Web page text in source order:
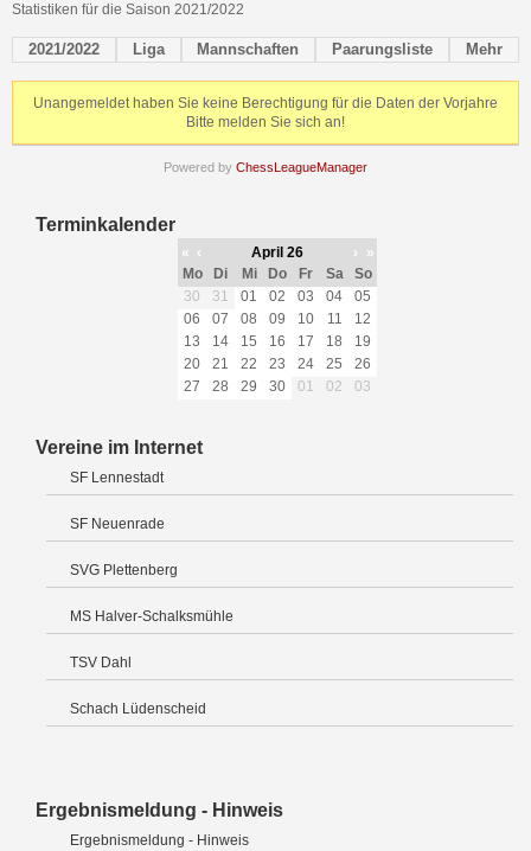
Statistiken für die Saison 2021/2022
2021/2022 Liga Mannschaften Paarungsliste Mehr
Unangemeldet haben Sie keine Berechtigung für die Daten der Vorjahre
Bitte melden Sie sich an!
Powered by ChessLeagueManager
Terminkalender
« ‹ April 26 ›
»
Mo
Di Mi Do Fr Sa
So
30
31 01 02 03 04
05
06
07 08 09 10 11
12
13
14 15 16 17 18
19
20
21 22 23 24 25
26
27
28 29 30 01 02 03
Vereine im Internet
SF Lennestadt
SF Neuenrade
SVG Plettenberg
MS Halver-Schalksmühle
TSV Dahl
Schach Lüdenscheid
Ergebnismeldung - Hinweis
Ergebnismeldung - Hinweis